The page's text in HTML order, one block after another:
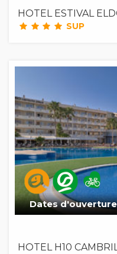
HOTEL ESTIVAL
SUP
Dates
HOTEL H10